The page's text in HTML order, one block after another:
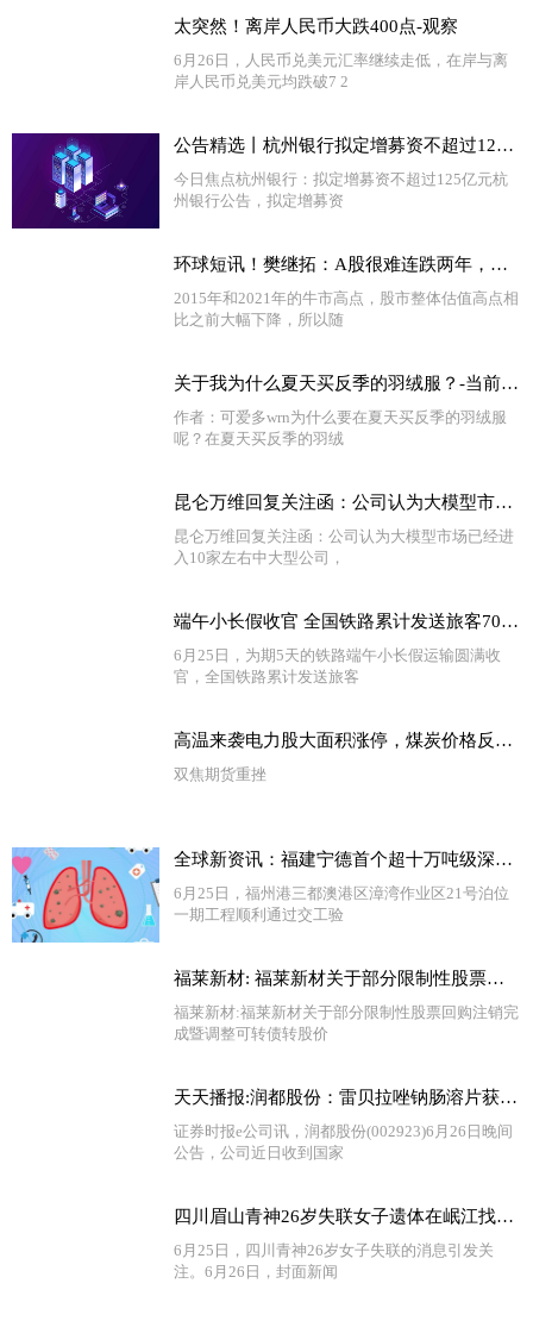
太突然！离岸人民币大跌400点-观察
6月26日，人民币兑美元汇率继续走低，在岸与离
岸人民币兑美元均跌破7 2
公告精选丨杭州银行拟定增募资不超过125亿元；昆仑万维回复关注函：股东借款安排让公司资金储备更加丰富
今日焦点杭州银行：拟定增募资不超过125亿元杭
州银行公告，拟定增募资
环球短讯！樊继拓：A股很难连跌两年，看好三季度股市
2015年和2021年的牛市高点，股市整体估值高点相
比之前大幅下降，所以随
关于我为什么夏天买反季的羽绒服？-当前热闻
作者：可爱多wrn为什么要在夏天买反季的羽绒服
呢？在夏天买反季的羽绒
昆仑万维回复关注函：公司认为大模型市场已经进入10家左右中大型公司 当前热闻
昆仑万维回复关注函：公司认为大模型市场已经进
入10家左右中大型公司，
端午小长假收官 全国铁路累计发送旅客7037.9万人次|报道
6月25日，为期5天的铁路端午小长假运输圆满收
官，全国铁路累计发送旅客
高温来袭电力股大面积涨停，煤炭价格反弹动力不足
双焦期货重挫
全球新资讯：福建宁德首个超十万吨级深水泊位通过交工验收
6月25日，福州港三都澳港区漳湾作业区21号泊位
一期工程顺利通过交工验
福莱新材: 福莱新材关于部分限制性股票回购注销完成暨调整可转债转股价格的公告
福莱新材:福莱新材关于部分限制性股票回购注销完
成暨调整可转债转股价
天天播报:润都股份：雷贝拉唑钠肠溶片获药品注册证书
证券时报e公司讯，润都股份(002923)6月26日晚间
公告，公司近日收到国家
四川眉山青神26岁失联女子遗体在岷江找到 警方：正在调查中
6月25日，四川青神26岁女子失联的消息引发关
注。6月26日，封面新闻